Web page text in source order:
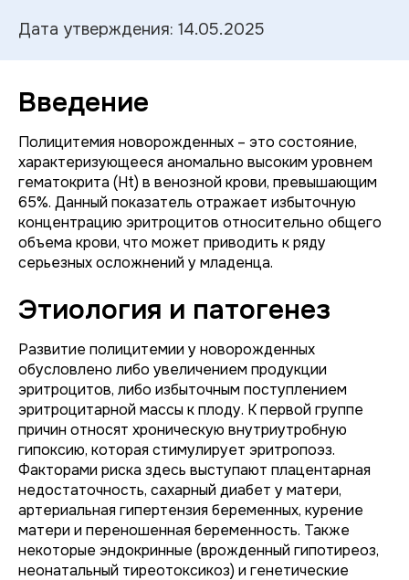
Дата утверждения: 14.05.2025
Введение
Полицитемия новорожденных – это состояние,
характеризующееся аномально высоким уровнем
гематокрита (Ht) в венозной крови, превышающим
65%. Данный показатель отражает избыточную
концентрацию эритроцитов относительно общего
объема крови, что может приводить к ряду
серьезных осложнений у младенца.
Этиология и патогенез
Развитие полицитемии у новорожденных
обусловлено либо увеличением продукции
эритроцитов, либо избыточным поступлением
эритроцитарной массы к плоду. К первой группе
причин относят хроническую внутриутробную
гипоксию, которая стимулирует эритропоэз.
Факторами риска здесь выступают плацентарная
недостаточность, сахарный диабет у матери,
артериальная гипертензия беременных, курение
матери и переношенная беременность. Также
некоторые эндокринные (врожденный гипотиреоз,
неонатальный тиреотоксикоз) и генетические